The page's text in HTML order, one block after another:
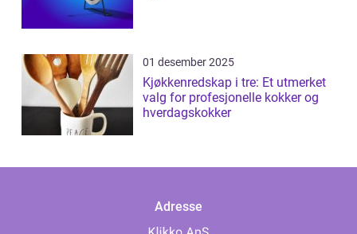
01 desember 2025
Kjøkkenredskap i tre: Et utmerket
valg for profesjonelle kokker og
hverdagskokker
Adresse